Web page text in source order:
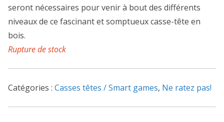
seront nécessaires pour venir à bout des différents
niveaux de ce fascinant et somptueux casse-tête en
bois.
Rupture de stock
Catégories : Casses têtes / Smart games, Ne ratez pas!